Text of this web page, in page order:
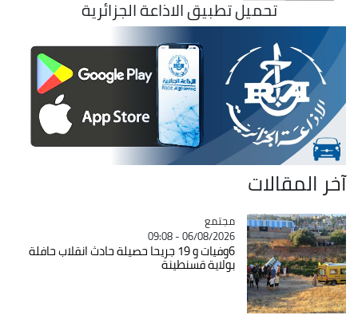
تحميل تطبيق الاذاعة الجزائرية
آخر المقالات
Catégorie
مجتمع
06/08/2026 - 09:08
6وفيات و 19 جريحا حصيلة حادث انقلاب حافلة
بولاية قسنطينة